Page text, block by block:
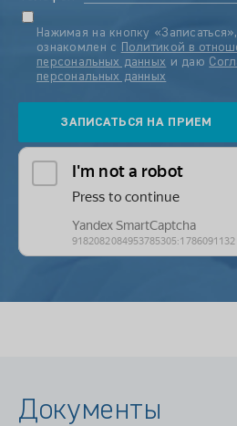
Нажимая на кнопку
ознакомлен с
Политикой в
персональных данных и даю
персональных данных
Документы